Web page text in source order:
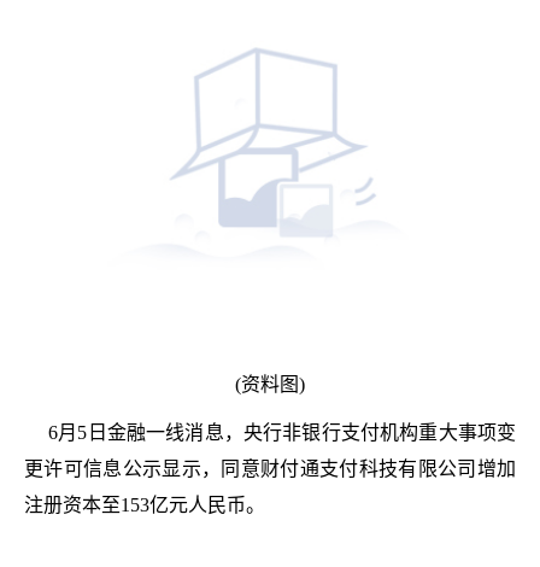
(资料图)
6月5日金融一线消息，央行非银行支付机构重大事项变
更许可信息公示显示，同意财付通支付科技有限公司增加
注册资本至153亿元人民币。